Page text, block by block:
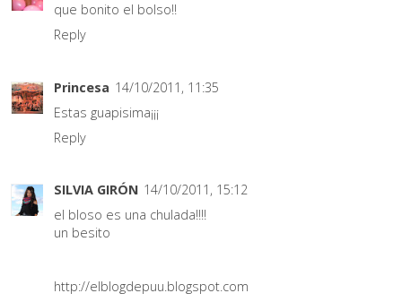
que bonito el bolso!!
Reply
Princesa 14/10/2011, 11:35
Estas guapisima¡¡¡
Reply
SILVIA GIRÓN 14/10/2011, 15:12
el bloso es una chulada!!!!
un besito
http://elblogdepuu.blogspot.com